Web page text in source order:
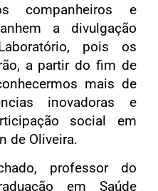
companheiros e
a divulgação
pois os
a partir do fim de
mais de
inovadoras e
social em
de Oliveira.
professor do
em Saúde